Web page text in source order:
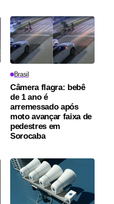
Brasil
Câmera flagra: bebê
de 1 ano é
arremessado após
moto avançar faixa de
pedestres em
Sorocaba